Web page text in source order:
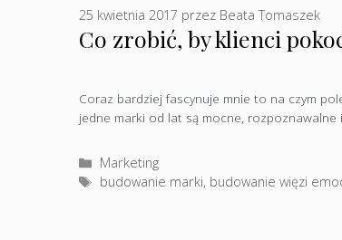
Co zrobić, by klienci
25 kwietnia 2017 przez Beata Tomaszek
Coraz bardziej fascynuje mnie to na czym
jedne marki od lat są mocne, rozpoznawalne
Kategorie
Marketing
Tagi
budowanie marki, budowanie więzi